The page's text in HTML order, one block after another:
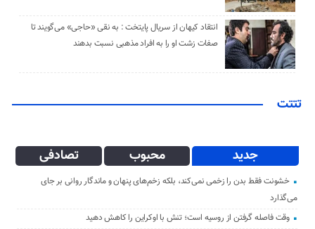
انتقاد کیهان از سریال پایتخت : به نقی «حاجی» می‌گویند تا
صفات زشت او را به افراد مذهبی نسبت بدهند
تتتت
جدید محبوب تصادفی
خشونت فقط بدن را زخمی نمی‌کند، بلکه زخم‌های پنهان و ماندگار روانی بر جای
می‌گذارد
وقت فاصله گرفتن از روسیه است؛ تنش با اوکراین را کاهش دهید